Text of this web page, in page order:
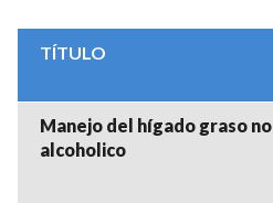
TÍTULO
Manejo del hígado graso no
alcoholico